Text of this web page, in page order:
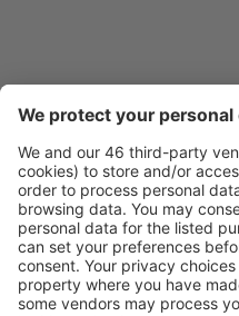
Angebot an Ihre
Sicher planen
Buchen ohne Sorgen
Stornierungsoption.
Mehr sparen